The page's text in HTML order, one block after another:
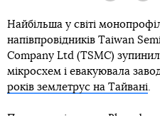
Найбільша у світі
напівпровідників Taiwan
Company Ltd (TSMC)
мікросхем і евакуювала
років землетрус на Тайвані.